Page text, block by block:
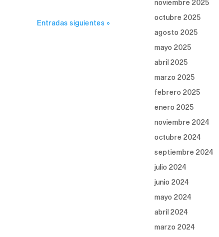
Entradas siguientes »
noviembre 2025
octubre 2025
agosto 2025
mayo 2025
abril 2025
marzo 2025
febrero 2025
enero 2025
noviembre 2024
octubre 2024
septiembre 2024
julio 2024
junio 2024
mayo 2024
abril 2024
marzo 2024